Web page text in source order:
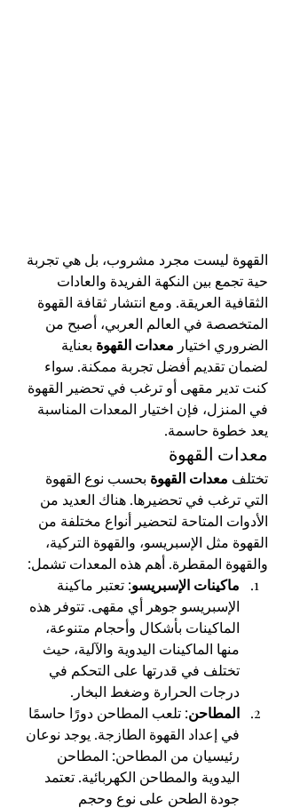
القهوة ليست مجرد مشروب، بل هي تجربة
حية تجمع بين النكهة الفريدة والعادات
الثقافية العريقة. ومع انتشار ثقافة القهوة
المتخصصة في العالم العربي، أصبح من
الضروري اختيار معدات القهوة بعناية
لضمان تقديم أفضل تجربة ممكنة. سواء
كنت تدير مقهى أو ترغب في تحضير القهوة
في المنزل، فإن اختيار المعدات المناسبة
يعد خطوة حاسمة.
معدات القهوة
تختلف معدات القهوة بحسب نوع القهوة
التي ترغب في تحضيرها. هناك العديد من
الأدوات المتاحة لتحضير أنواع مختلفة من
القهوة مثل الإسبريسو، والقهوة التركية،
والقهوة المقطرة. أهم هذه المعدات تشمل:
ماكينات الإسبريسو: تعتبر ماكينة
الإسبريسو جوهر أي مقهى. تتوفر هذه
الماكينات بأشكال وأحجام متنوعة،
منها الماكينات اليدوية والآلية، حيث
تختلف في قدرتها على التحكم في
درجات الحرارة وضغط البخار.
المطاحن: تلعب المطاحن دورًا حاسمًا
في إعداد القهوة الطازجة. يوجد نوعان
رئيسيان من المطاحن: المطاحن
اليدوية والمطاحن الكهربائية. تعتمد
جودة الطحن على نوع وحجم